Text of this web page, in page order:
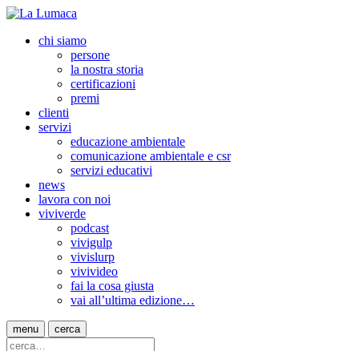
chi siamo
persone
la nostra storia
certificazioni
premi
clienti
servizi
educazione ambientale
comunicazione ambientale e csr
servizi educativi
news
lavora con noi
viviverde
podcast
vivigulp
vivislurp
vivivideo
fai la cosa giusta
vai all’ultima edizione…
menu cerca